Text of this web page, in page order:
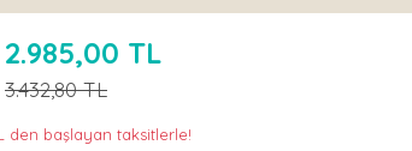
2.985,00 TL
3.432,80 TL
den başlayan taksitlerle!